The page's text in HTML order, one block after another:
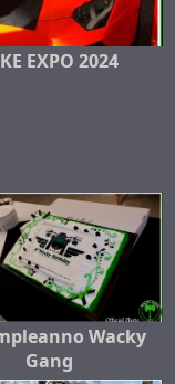
EXPO 2024
Wacky
Gang